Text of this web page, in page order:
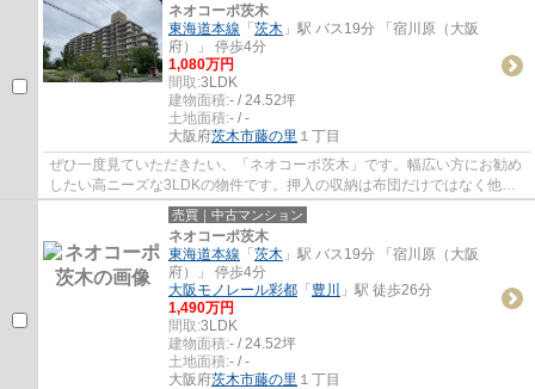
ネオコーポ茨木
東海道本線 「 茨木 」駅 バス19分 「宿川原（大阪
府）」 停歩4分
1,080万円
間取:3LDK
建物面積:- / 24.52坪
土地面積:- / -
大阪府茨木市藤の里 １丁目
ぜひ一度見ていただきたい、「ネオコーポ茨木」です。幅広い方にお勧め
したい高ニーズな3LDKの物件です。押入の収納は布団だけではなく他に
も色々な物が収納できます。中古マンション...
売買｜中古マンション
ネオコーポ茨木
東海道本線 「 茨木 」駅 バス19分 「宿川原（大阪
府）」 停歩4分
大阪モノレール彩都 「 豊川
」駅 徒歩26分
1,490万円
間取:3LDK
建物面積:- / 24.52坪
土地面積:- / -
大阪府茨木市藤の里 １丁目